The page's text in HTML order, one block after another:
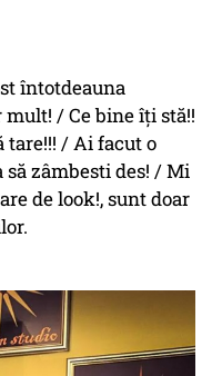
întotdeauna
/ Ce bine îți stă!!
tare!!! / Ai facut o
să zâmbesti des! / Mi
de look!, sunt doar